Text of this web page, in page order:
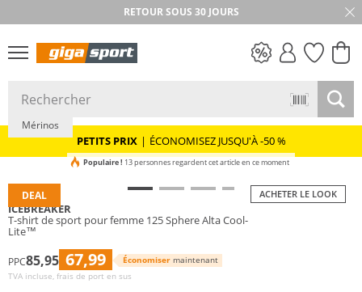
RETOUR SOUS 30 JOURS
PETITS PRIX
PETITS PRIX | ÉCONOMISEZ JUSQU'À -50 %
ACHETER LE LOOK
DEAL
Mérinos
Populaire ! 13 personnes regardent cet article en ce moment
ICEBREAKER
T-shirt de sport pour femme 125 Sphere Alta Cool-
Lite™
PPC85,95 67,99 Économiser maintenant
TVA incluse, frais de port en sus